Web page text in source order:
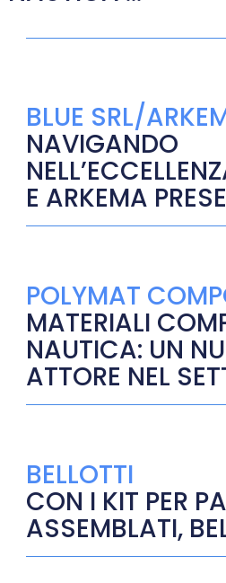
BLUE SRL/
NAVIGANDO
E ARKEMA
POLYMAT
MATERIALI
NAUTICA: UN
ATTORE NEL
BELLOTTI
CON I KIT PER
ASSEMBLATI,